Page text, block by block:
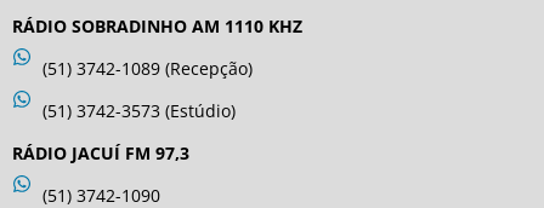
RÁDIO SOBRADINHO AM 1110 KHZ
(51) 3742-1089 (Recepção)
(51) 3742-3573 (Estúdio)
RÁDIO JACUÍ FM 97,3
(51) 3742-1090